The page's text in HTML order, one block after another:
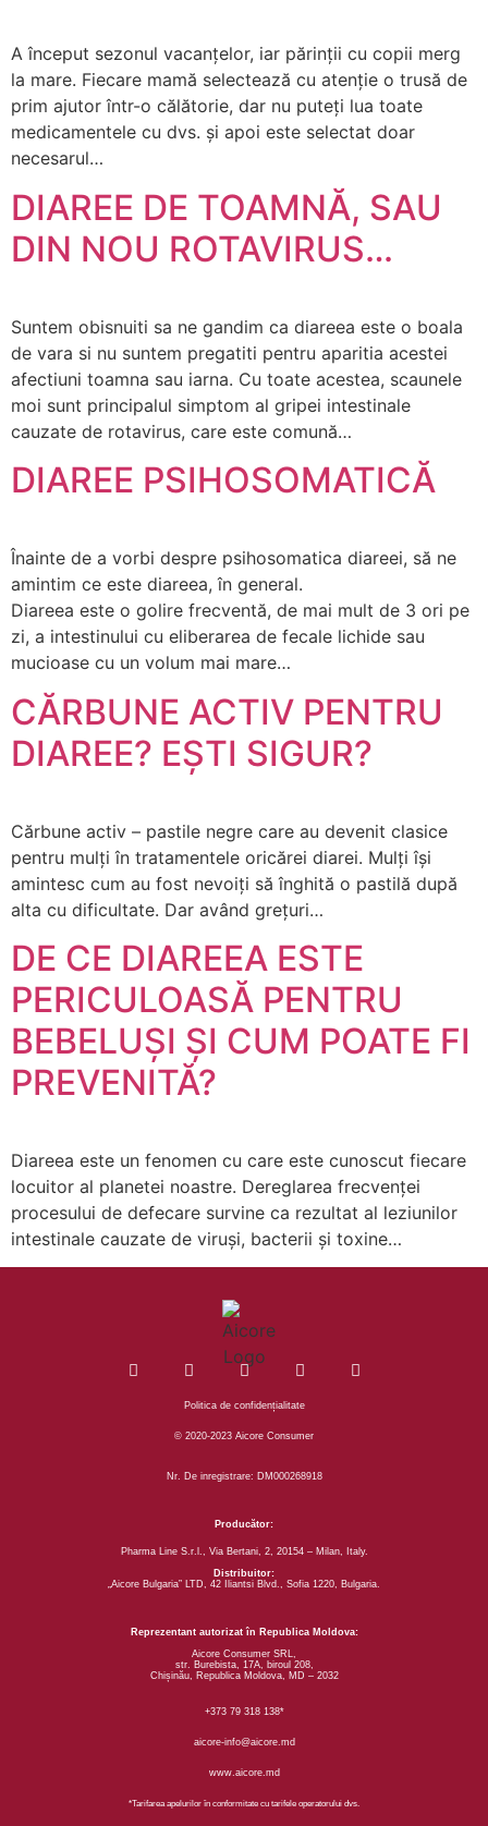
A început sezonul vacanțelor, iar părinții cu copii merg
la mare. Fiecare mamă selectează cu atenție o trusă de
prim ajutor într-o călătorie, dar nu puteți lua toate
medicamentele cu dvs. și apoi este selectat doar
necesarul…
DIAREE DE TOAMNĂ, SAU
DIN NOU ROTAVIRUS…
Suntem obisnuiti sa ne gandim ca diareea este o boala
de vara si nu suntem pregatiti pentru aparitia acestei
afectiuni toamna sau iarna. Cu toate acestea, scaunele
moi sunt principalul simptom al gripei intestinale
cauzate de rotavirus, care este comună…
DIAREE PSIHOSOMATICĂ
Înainte de a vorbi despre psihosomatica diareei, să ne
amintim ce este diareea, în general.
Diareea este o golire frecventă, de mai mult de 3 ori pe
zi, a intestinului cu eliberarea de fecale lichide sau
mucioase cu un volum mai mare…
CĂRBUNE ACTIV PENTRU
DIAREE? EȘTI SIGUR?
Cărbune activ – pastile negre care au devenit clasice
pentru mulți în tratamentele oricărei diarei. Mulți își
amintesc cum au fost nevoiți să înghită o pastilă după
alta cu dificultate. Dar având grețuri…
DE CE DIAREEA ESTE
PERICULOASĂ PENTRU
BEBELUȘI ȘI CUM POATE FI
PREVENITĂ?
Diareea este un fenomen cu care este cunoscut fiecare
locuitor al planetei noastre. Dereglarea frecvenței
procesului de defecare survine ca rezultat al leziunilor
intestinale cauzate de viruși, bacterii și toxine…
Politica de confidențialitate
© 2020-2023 Aicore Consumer
Nr. De inregistrare: DM000268918
Producător:
Pharma Line S.r.l., Via Bertani, 2, 20154 – Milan, Italy.
Distribuitor:
„Aiсorе Bulgaria” LTD, 42 Iliantsi Blvd., Sofia 1220, Bulgaria.
Reprezentant autorizat în Republica Moldova:
Aісorе Consumer SRL,
str. Burebista, 17A, biroul 208,
Chișinău, Republica Moldova, MD – 2032
+373 79 318 138*
aicore-info@aicore.md
www.aicore.md
*Tarifarea apelurilor în conformitate cu tarifele operatorului dvs.